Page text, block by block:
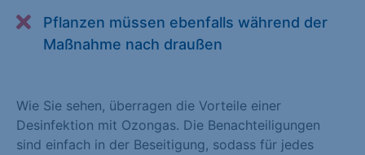
Pflanzen müssen ebenfalls während der
Maßnahme nach draußen
Wie Sie sehen, überragen die Vorteile einer
Desinfektion mit Ozongas. Die Benachteiligungen
sind einfach in der Beseitigung, sodass für jedes
Alle akzeptieren Speichern
Essenzielle Cookies ermöglichen grundlegende Funktionen und
sind für die einwandfreie Funktion der Website erforderlich.